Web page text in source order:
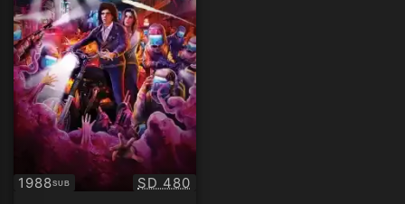
1988SUB
Субтитри Качество:
SD 480